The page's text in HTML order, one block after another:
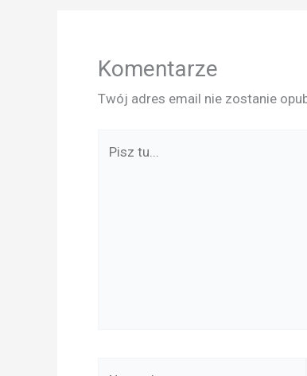
Komentarze
Twój adres email nie zostanie